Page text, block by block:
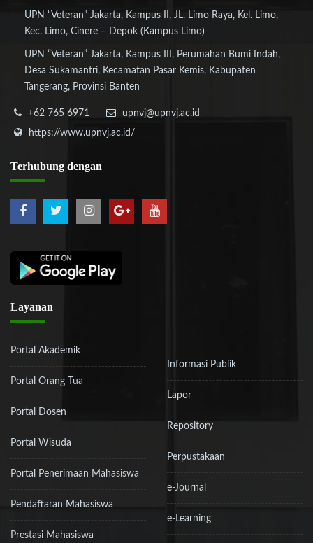
UPN “Veteran” Jakarta, Kampus II, JL. Limo Raya, Kel. Limo,
Kec. Limo, Cinere – Depok (Kampus Limo)
UPN “Veteran” Jakarta, Kampus III, Perumahan Bumi Indah,
Desa Sukamantri, Kecamatan Pasar Kemis, Kabupaten
Tangerang, Provinsi Banten
+62 765 6971
upnvj@upnvj.ac.id
https://www.upnvj.ac.id/
Terhubung dengan
Layanan
Portal Akademik
Portal Orang Tua
Portal Dosen
Portal Wisuda
Portal Penerimaan Mahasiswa
Pendaftaran Mahasiswa
Prestasi Mahasiswa
Informasi Publik
Lapor
Repository
Perpustakaan
e-Journal
e-Learning